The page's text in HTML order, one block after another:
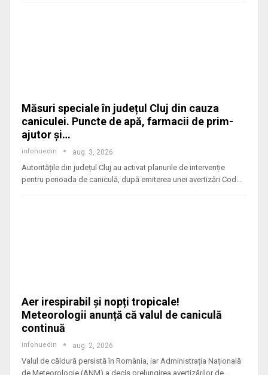
Măsuri speciale în județul Cluj din cauza
caniculei. Puncte de apă, farmacii de prim-
ajutor și…
infohuedin aug. 3, 2026
Autoritățile din județul Cluj au activat planurile de intervenție
pentru perioada de caniculă, după emiterea unei avertizări Cod …
Aer irespirabil și nopți tropicale!
Meteorologii anunță că valul de caniculă
continuă
infohuedin aug. 2, 2026
Valul de căldură persistă în România, iar Administrația Națională
de Meteorologie (ANM) a decis prelungirea avertizărilor de